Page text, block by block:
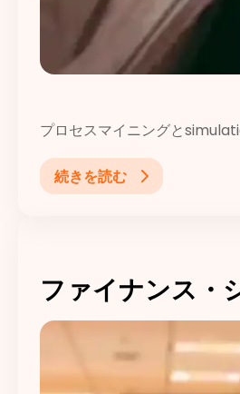
プロセスマイニングと
続きを読む
ファイナンス・